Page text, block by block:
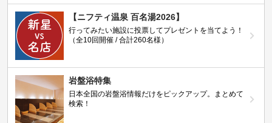
【ニフティ温泉 百名湯2026】
行ってみたい施設に投票してプレゼントを当てよう！
（全10回開催 / 合計260名様）
岩盤浴特集
日本全国の岩盤浴情報だけをピックアップ。まとめて
検索！